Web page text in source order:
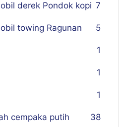
derek Pondok kopi 7
towing Ragunan 5
1
1
1
cempaka putih 38